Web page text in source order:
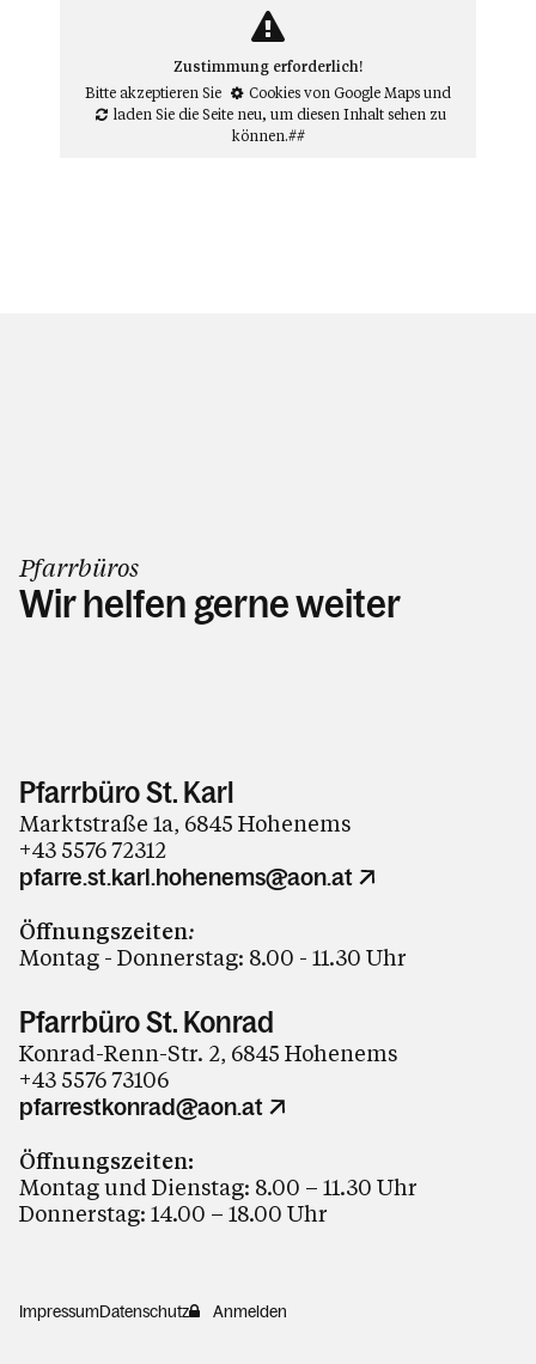
Zustimmung erforderlich!
Bitte akzeptieren Sie
Cookies von Google Mapsund
laden Sie die Seite neu, um diesen Inhalt sehen zu
können.##
Pfarrbüros
Wir helfen gerne weiter
Pfarrbüro St. Karl
Marktstraße 1a, 6845 Hohenems
+43 5576 72312
pfarre.st.karl.hohenems@aon.at
Öffnungszeiten:
Montag - Donnerstag: 8.00 - 11.30 Uhr
Pfarrbüro St. Konrad
Konrad-Renn-Str. 2, 6845 Hohenems
+43 5576 73106
pfarrestkonrad@aon.at
Öffnungszeiten:
Montag und Dienstag: 8.00 – 11.30 Uhr
Donnerstag: 14.00 – 18.00 Uhr
ImpressumDatenschutz Anmelden